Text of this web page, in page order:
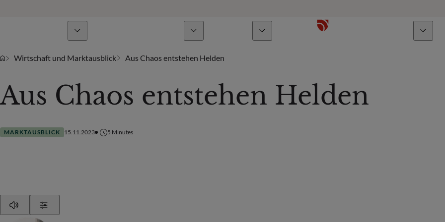
Wirtschaft und Marktausblick Aus Chaos entstehen Helden
Aus Chaos entstehen Helden
MARKTAUSBLICK 15.11.2023 5 Minutes